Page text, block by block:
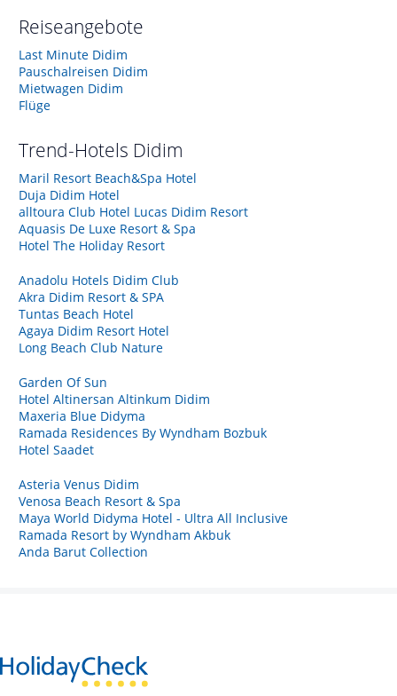
Reiseangebote
Last Minute Didim
Pauschalreisen Didim
Mietwagen Didim
Flüge
Trend-Hotels Didim
Maril Resort Beach&Spa Hotel
Duja Didim Hotel
alltoura Club Hotel Lucas Didim Resort
Aquasis De Luxe Resort & Spa
Hotel The Holiday Resort
Anadolu Hotels Didim Club
Akra Didim Resort & SPA
Tuntas Beach Hotel
Agaya Didim Resort Hotel
Long Beach Club Nature
Garden Of Sun
Hotel Altinersan Altinkum Didim
Maxeria Blue Didyma
Ramada Residences By Wyndham Bozbuk
Hotel Saadet
Asteria Venus Didim
Venosa Beach Resort & Spa
Maya World Didyma Hotel - Ultra All Inclusive
Ramada Resort by Wyndham Akbuk
Anda Barut Collection